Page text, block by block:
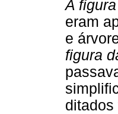
A
eram
e
figura
ditados